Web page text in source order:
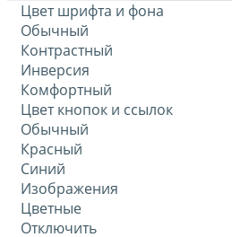
Цвет шрифта и фона
Обычный
Контрастный
Инверсия
Комфортный
Цвет кнопок и ссылок
Обычный
Красный
Синий
Изображения
Цветные
Отключить